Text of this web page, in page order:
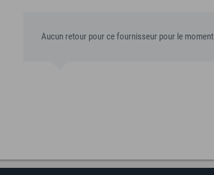
Aucun retour pour ce fournisseur pour le